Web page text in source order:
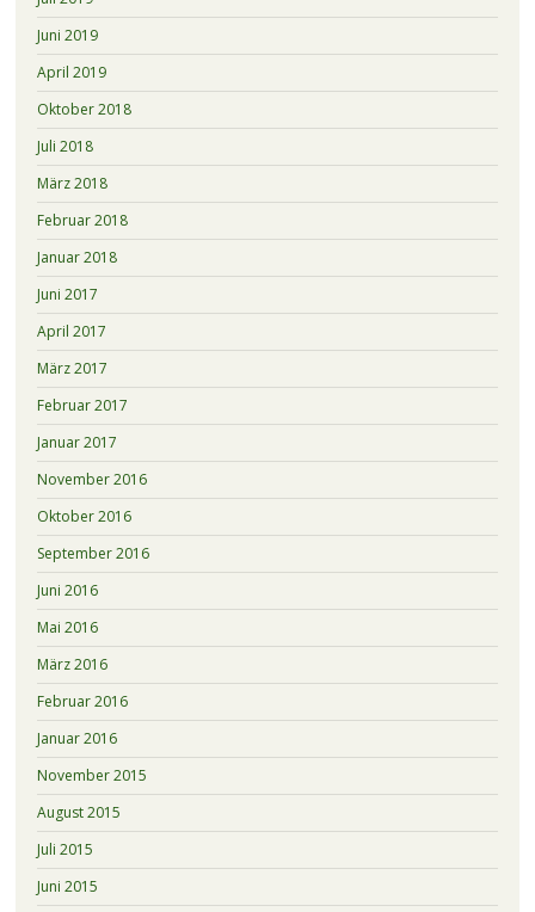
Juni 2019
April 2019
Oktober 2018
Juli 2018
März 2018
Februar 2018
Januar 2018
Juni 2017
April 2017
März 2017
Februar 2017
Januar 2017
November 2016
Oktober 2016
September 2016
Juni 2016
Mai 2016
März 2016
Februar 2016
Januar 2016
November 2015
August 2015
Juli 2015
Juni 2015